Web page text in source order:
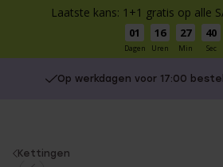
Laatste kans: 1+1 gratis op alle
01
Dagen
16
Uren
27
Min
40
Sec
Op werkdagen voor 17:00
You
Kettingen